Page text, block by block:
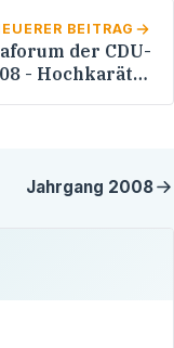
BEITRAG
der CDU-
- Hochkarätig
Jahrgang 2008